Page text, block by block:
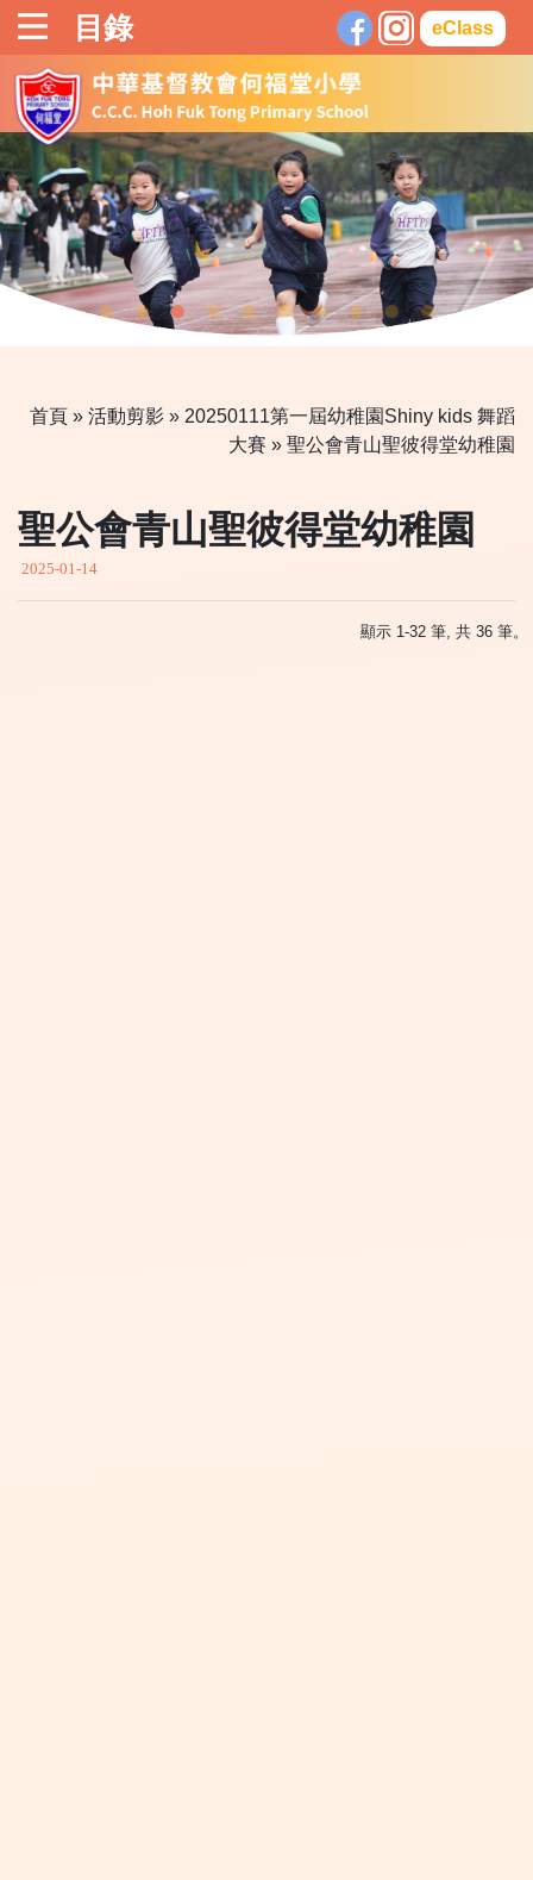
目錄 eClass
首頁 » 活動剪影 » 20250111第一屆幼稚園Shiny kids 舞蹈
大賽 » 聖公會青山聖彼得堂幼稚園
聖公會青山聖彼得堂幼稚園
2025-01-14
顯示 1-32 筆, 共 36 筆。